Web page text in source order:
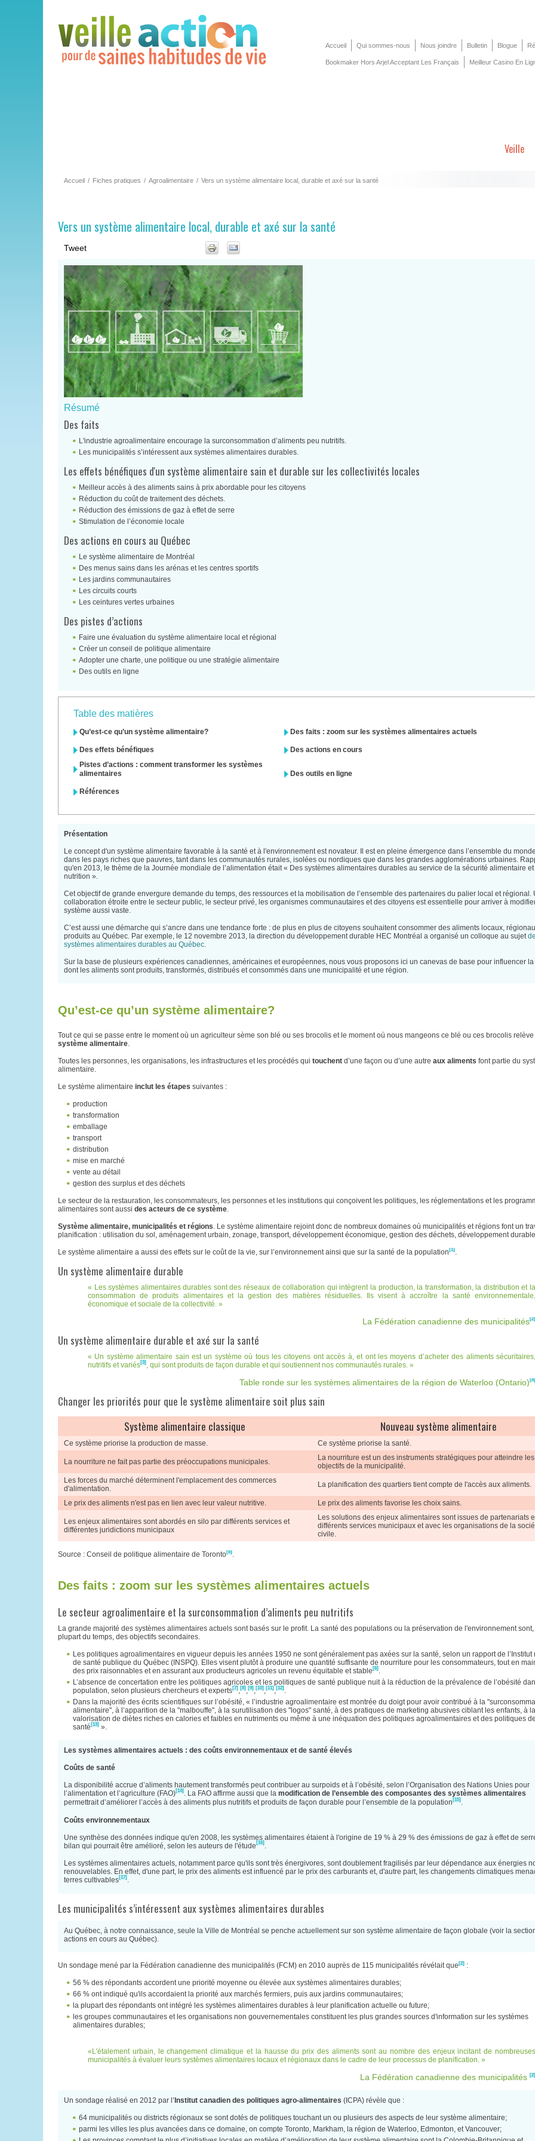
Accueil Qui sommes-nous Nous joindre Bulletin Blogue
Bookmaker Hors Arjel Acceptant Les Français Meilleur Casino En
Veille
Accueil / Fiches pratiques / Agroalimentaire / Vers un système alimentaire local, durable et axé sur la santé
Vers un système alimentaire local, durable et axé sur la santé
Tweet
Résumé
Des faits
L'industrie agroalimentaire encourage la surconsommation d’aliments peu nutritifs.
Les municipalités s’intéressent aux systèmes alimentaires durables.
Les effets bénéfiques d'un système alimentaire sain et durable sur les collectivités locales
Meilleur accès à des aliments sains à prix abordable pour les citoyens
Réduction du coût de traitement des déchets.
Réduction des émissions de gaz à effet de serre
Stimulation de l’économie locale
Des actions en cours au Québec
Le système alimentaire de Montréal
Des menus sains dans les arénas et les centres sportifs
Les jardins communautaires
Les circuits courts
Les ceintures vertes urbaines
Des pistes d’actions
Faire une évaluation du système alimentaire local et régional
Créer un conseil de politique alimentaire
Adopter une charte, une politique ou une stratégie alimentaire
Des outils en ligne
Table des matières
Qu’est-ce qu’un système alimentaire? Des faits : zoom sur les systèmes alimentaires actuels
Des effets bénéfiques
Des actions en cours
Pistes d’actions : comment transformer les systèmes
alimentaires
Des outils en ligne
Références
Présentation
Le concept d'un système alimentaire favorable à la santé et à l'environnement est novateur. Il est en pleine émergence dans l’ensemble du
dans les pays riches que pauvres, tant dans les communautés rurales, isolées ou nordiques que dans les grandes agglomérations urbaines.
qu'en 2013, le thème de la Journée mondiale de l’alimentation était « Des systèmes alimentaires durables au service de la sécurité alimentaire
nutrition ».
Cet objectif de grande envergure demande du temps, des ressources et la mobilisation de l’ensemble des partenaires du palier local et régional.
collaboration étroite entre le secteur public, le secteur privé, les organismes communautaires et des citoyens est essentielle pour arriver à
système aussi vaste.
C’est aussi une démarche qui s’ancre dans une tendance forte : de plus en plus de citoyens souhaitent consommer des aliments locaux,
produits au Québec. Par exemple, le 12 novembre 2013, la direction du développement durable HEC Montréal a organisé un colloque au sujet
systèmes alimentaires durables au Québec.
Sur la base de plusieurs expériences canadiennes, américaines et européennes, nous vous proposons ici un canevas de base pour influencer la
dont les aliments sont produits, transformés, distribués et consommés dans une municipalité et une région.
Qu’est-ce qu’un système alimentaire?
Tout ce qui se passe entre le moment où un agriculteur sème son blé ou ses brocolis et le moment où nous mangeons ce blé ou ces brocolis relève
système alimentaire.
Toutes les personnes, les organisations, les infrastructures et les procédés qui touchent d’une façon ou d’une autre aux aliments font partie du
alimentaire.
Le système alimentaire inclut les étapes suivantes :
production
transformation
emballage
transport
distribution
mise en marché
vente au détail
gestion des surplus et des déchets
Le secteur de la restauration, les consommateurs, les personnes et les institutions qui conçoivent les politiques, les réglementations et les
alimentaires sont aussi des acteurs de ce système.
Système alimentaire, municipalités et régions. Le système alimentaire rejoint donc de nombreux domaines où municipalités et régions font un
planification : utilisation du sol, aménagement urbain, zonage, transport, développement économique, gestion des déchets, développement
Le système alimentaire a aussi des effets sur le coût de la vie, sur l’environnement ainsi que sur la santé de la population[1].
Un système alimentaire durable
Les systèmes alimentaires durables sont des réseaux de collaboration qui intègrent la production, la transformation, la distribution et la
consommation de produits alimentaires et la gestion des matières résiduelles. Ils visent à accroître la santé environnementale,
économique et sociale de la collectivité.
La Fédération canadienne des municipalités[2]
Un système alimentaire durable et axé sur la santé
Un système alimentaire sain est un système où tous les citoyens ont accès à, et ont les moyens d’acheter des aliments sécuritaires,
nutritifs et variés[3] , qui sont produits de façon durable et qui soutiennent nos communautés rurales.
Table ronde sur les systèmes alimentaires de la région de Waterloo (Ontario)[4]
Changer les priorités pour que le système alimentaire soit plus sain
Système alimentaire classique
Nouveau système alimentaire
Ce système priorise la production de masse. Ce système priorise la santé.
La nourriture ne fait pas partie des préoccupations municipales.
La nourriture est un des instruments stratégiques pour atteindre les
objectifs de la municipalité.
Les forces du marché déterminent l'emplacement des commerces
d'alimentation.
La planification des quartiers tient compte de l'accès aux aliments.
Le prix des aliments n'est pas en lien avec leur valeur nutritive. Le prix des aliments favorise les choix sains.
Les enjeux alimentaires sont abordés en silo par différents services et
différentes juridictions municipaux
Les solutions des enjeux alimentaires sont issues de partenariats
différents services municipaux et avec les organisations de la
civile.
Source : Conseil de politique alimentaire de Toronto[5].
Des faits : zoom sur les systèmes alimentaires actuels
Le secteur agroalimentaire et la surconsommation d’aliments peu nutritifs
La grande majorité des systèmes alimentaires actuels sont basés sur le profit. La santé des populations ou la préservation de l'environnement
plupart du temps, des objectifs secondaires.
Les politiques agroalimentaires en vigueur depuis les années 1950 ne sont généralement pas axées sur la santé, selon un rapport de l’Institut
de santé publique du Québec (INSPQ). Elles visent plutôt à produire une quantité suffisante de nourriture pour les consommateurs, tout en
des prix raisonnables et en assurant aux producteurs agricoles un revenu équitable et stable [6] .
L’absence de concertation entre les politiques agricoles et les politiques de santé publique nuit à la réduction de la prévalence de l’obésité
population, selon plusieurs chercheurs et experts[7] ,[8] ,[9] ,[10] ,[11] ,[12] .
Dans la majorité des écrits scientifiques sur l’obésité, « l’industrie agroalimentaire est montrée du doigt pour avoir contribué à la
alimentaire", à l’apparition de la "malbouffe", à la surutilisation des "logos" santé, à des pratiques de marketing abusives ciblant les enfants, à la
valorisation de diètes riches en calories et faibles en nutriments ou même à une inéquation des politiques agroalimentaires et des politiques de
santé [13] ».
Les systèmes alimentaires actuels : des coûts environnementaux et de santé élevés
Coûts de santé
La disponibilité accrue d’aliments hautement transformés peut contribuer au surpoids et à l’obésité, selon l’Organisation des Nations Unies pour
l’alimentation et l’agriculture (FAO)[14] . La FAO affirme aussi que la modification de l’ensemble des composantes des systèmes alimentaires
permettrait d’améliorer l’accès à des aliments plus nutritifs et produits de façon durable pour l’ensemble de la population[15].
Coûts environnementaux
Une synthèse des données indique qu'en 2008, les systèmes alimentaires étaient à l'origine de 19 % à 29 % des émissions de gaz à effet de
bilan qui pourrait être amélioré, selon les auteurs de l'étude [16]
Les systèmes alimentaires actuels, notamment parce qu'ils sont très énergivores, sont doublement fragilisés par leur dépendance aux énergies
renouvelables. En effet, d'une part, le prix des aliments est influencé par le prix des carburants et, d'autre part, les changements climatiques
terres cultivables[17] .
Les municipalités s’intéressent aux systèmes alimentaires durables
Au Québec, à notre connaissance, seule la Ville de Montréal se penche actuellement sur son système alimentaire de façon globale (voir la
actions en cours au Québec).
Un sondage mené par la Fédération canadienne des municipalités (FCM) en 2010 auprès de 115 municipalités révélait que[2] :
56 % des répondants accordent une priorité moyenne ou élevée aux systèmes alimentaires durables;
66 % ont indiqué qu'ils accordaient la priorité aux marchés fermiers, puis aux jardins communautaires;
la plupart des répondants ont intégré les systèmes alimentaires durables à leur planification actuelle ou future;
les groupes communautaires et les organisations non gouvernementales constituent les plus grandes sources d'information sur les systèmes
alimentaires durables;
L'étalement urbain, le changement climatique et la hausse du prix des aliments sont au nombre des enjeux incitant de nombreuses
municipalités à évaluer leurs systèmes alimentaires locaux et régionaux dans le cadre de leur processus de planification.
La Fédération canadienne des municipalités [2]
Un sondage réalisé en 2012 par l’ Institut canadien des politiques agro-alimentaires (ICPA) révèle que :
64 municipalités ou districts régionaux se sont dotés de politiques touchant un ou plusieurs des aspects de leur système alimentaire;
parmi les villes les plus avancées dans ce domaine, on compte Toronto, Markham, la région de Waterloo, Edmonton, et Vancouver;